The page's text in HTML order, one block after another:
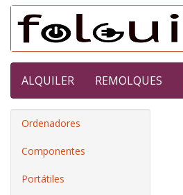
ALQUILER REMOLQUES
Ordenadores
Componentes
Portátiles